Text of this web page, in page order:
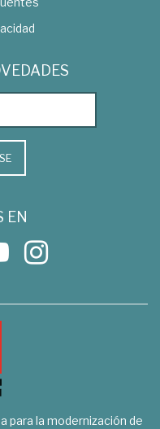
EN
para la modernización de